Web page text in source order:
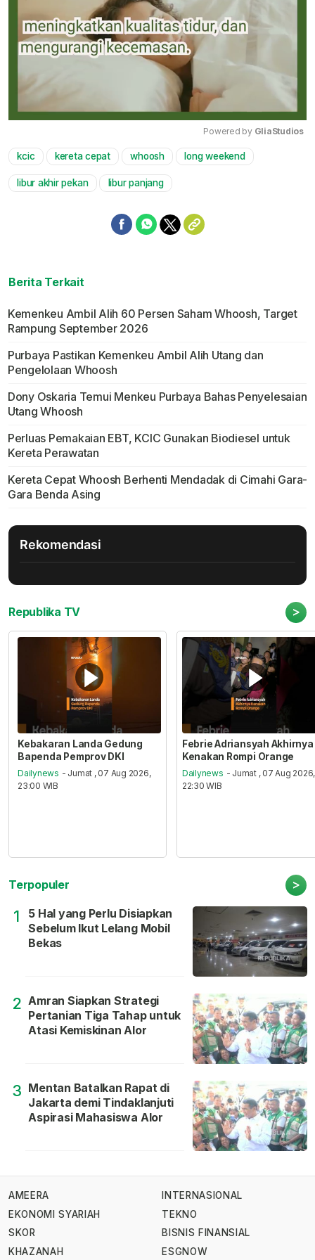
Powered by GliaStudios
kcic kereta cepat whoosh long weekend
libur akhir pekan libur panjang
Berita Terkait
Kemenkeu Ambil Alih 60 Persen Saham Whoosh, Target
Rampung September 2026
Purbaya Pastikan Kemenkeu Ambil Alih Utang dan
Pengelolaan Whoosh
Dony Oskaria Temui Menkeu Purbaya Bahas Penyelesaian
Utang Whoosh
Perluas Pemakaian EBT, KCIC Gunakan Biodiesel untuk
Kereta Perawatan
Kereta Cepat Whoosh Berhenti Mendadak di Cimahi Gara-
Gara Benda Asing
Rekomendasi
Republika TV >
Kebakaran Landa Gedung
Bapenda Pemprov DKI
Dailynews - Jumat , 07 Aug 2026,
23:00 WIB
Febrie Adriansyah Akhirnya
Kenakan Rompi Orange
Dailynews - Jumat , 07 Aug 2026,
22:30 WIB
Terpopuler >
1
5 Hal yang Perlu Disiapkan
Sebelum Ikut Lelang Mobil
Bekas
2 Amran Siapkan Strategi
Pertanian Tiga Tahap untuk
Atasi Kemiskinan Alor
3 Mentan Batalkan Rapat di
Jakarta demi Tindaklanjuti
Aspirasi Mahasiswa Alor
AMEERA
EKONOMI SYARIAH
SKOR
KHAZANAH
INTERNASIONAL
TEKNO
BISNIS FINANSIAL
ESGNOW